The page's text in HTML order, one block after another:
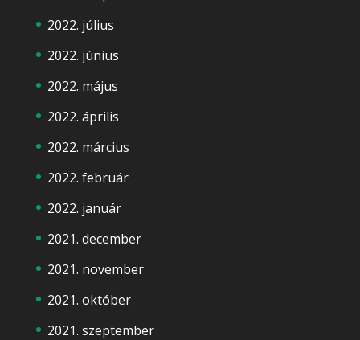
2022. július
2022. június
2022. május
2022. április
2022. március
2022. február
2022. január
2021. december
2021. november
2021. október
2021. szeptember